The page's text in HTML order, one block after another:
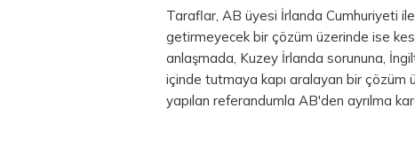
Taraflar, AB üyesi İrlanda Cumhuriyeti
getirmeyecek bir çözüm üzerinde ise
anlaşmada, Kuzey İrlanda sorununa,
içinde tutmaya kapı aralayan bir çözüm
yapılan referandumla AB'den ayrılma